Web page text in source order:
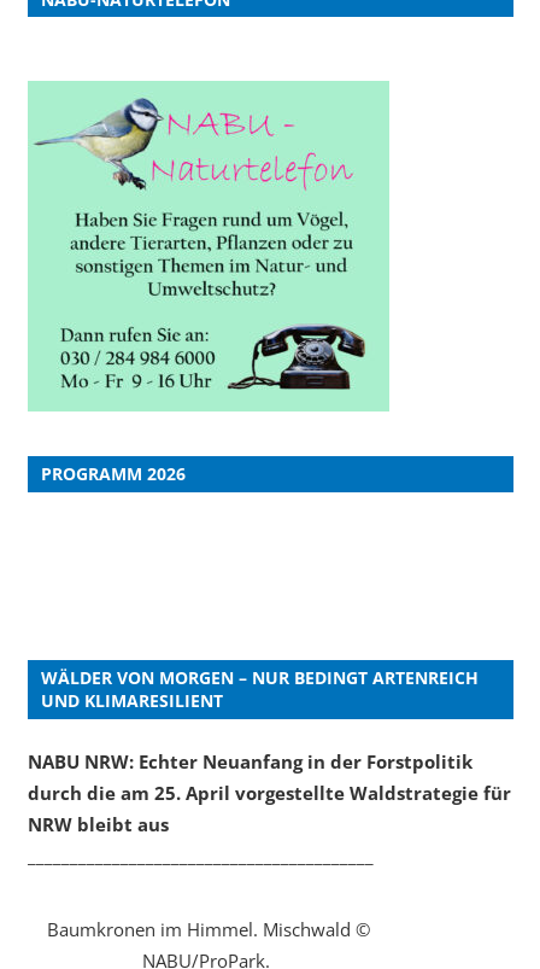
PROGRAMM 2026
WÄLDER VON MORGEN – NUR BEDINGT ARTENREICH
UND KLIMARESILIENT
NABU NRW: Echter Neuanfang in der Forstpolitik
durch die am 25. April vorgestellte Waldstrategie für
NRW bleibt aus
Baumkronen im Himmel. Mischwald ©
NABU/ProPark.